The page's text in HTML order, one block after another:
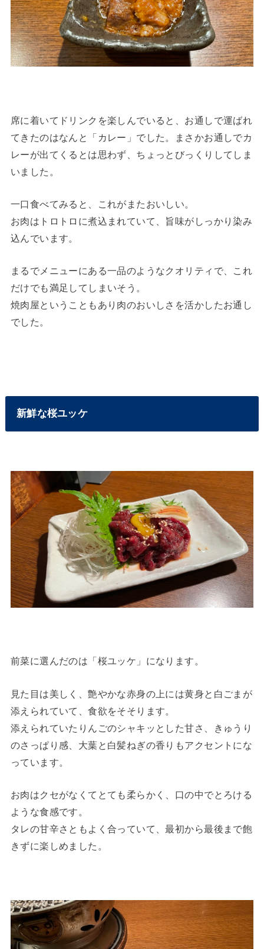
席に着いてドリンクを楽しんでいると、お通しで運ばれ
てきたのはなんと「カレー」でした。まさかお通しでカ
レーが出てくるとは思わず、ちょっとびっくりしてしま
いました。
一口食べてみると、これがまたおいしい。
お肉はトロトロに煮込まれていて、旨味がしっかり染み
込んでいます。
まるでメニューにある一品のようなクオリティで、これ
だけでも満足してしまいそう。
焼肉屋ということもあり肉のおいしさを活かしたお通し
でした。
新鮮な桜ユッケ
前菜に選んだのは「桜ユッケ」になります。
見た目は美しく、艶やかな赤身の上には黄身と白ごまが
添えられていて、食欲をそそります。
添えられていたりんごのシャキッとした甘さ、きゅうり
のさっぱり感、大葉と白髪ねぎの香りもアクセントにな
っています。
お肉はクセがなくてとても柔らかく、口の中でとろける
ような食感です。
タレの甘辛さともよく合っていて、最初から最後まで飽
きずに楽しめました。